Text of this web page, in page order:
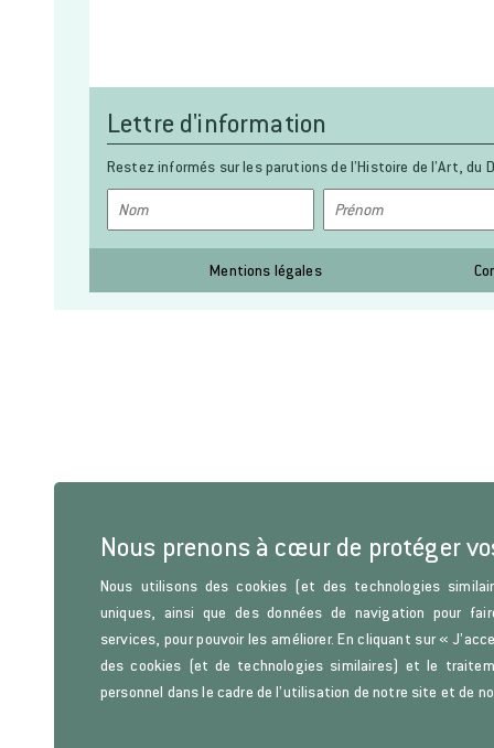
Lettre d'information
Restez informés sur les parutions de l’Histoire de l’Art, du
Mentions légales
Nous prenons à cœur de protéger
Nous utilisons des cookies (et des technologies
uniques, ainsi que des données de navigation pour
services, pour pouvoir les améliorer. En cliquant sur «
des cookies (et de technologies similaires) et le
personnel dans le cadre de l’utilisation de notre site et de